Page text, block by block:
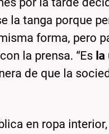
la tanga porque
forma, pero
la prensa. “Es
de que la
en ropa